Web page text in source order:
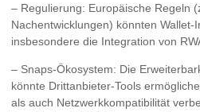
– Regulierung: Europäische Regeln
Nachentwicklungen) könnten Wallet-
insbesondere die Integration von
– Snaps-Ökosystem: Die
könnte Drittanbieter-Tools
als auch Netzwerkkompatibilität